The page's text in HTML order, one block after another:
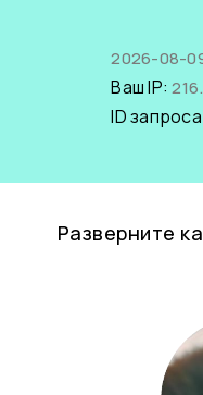
2026-08-
Ваш IP:
ID
Разверните